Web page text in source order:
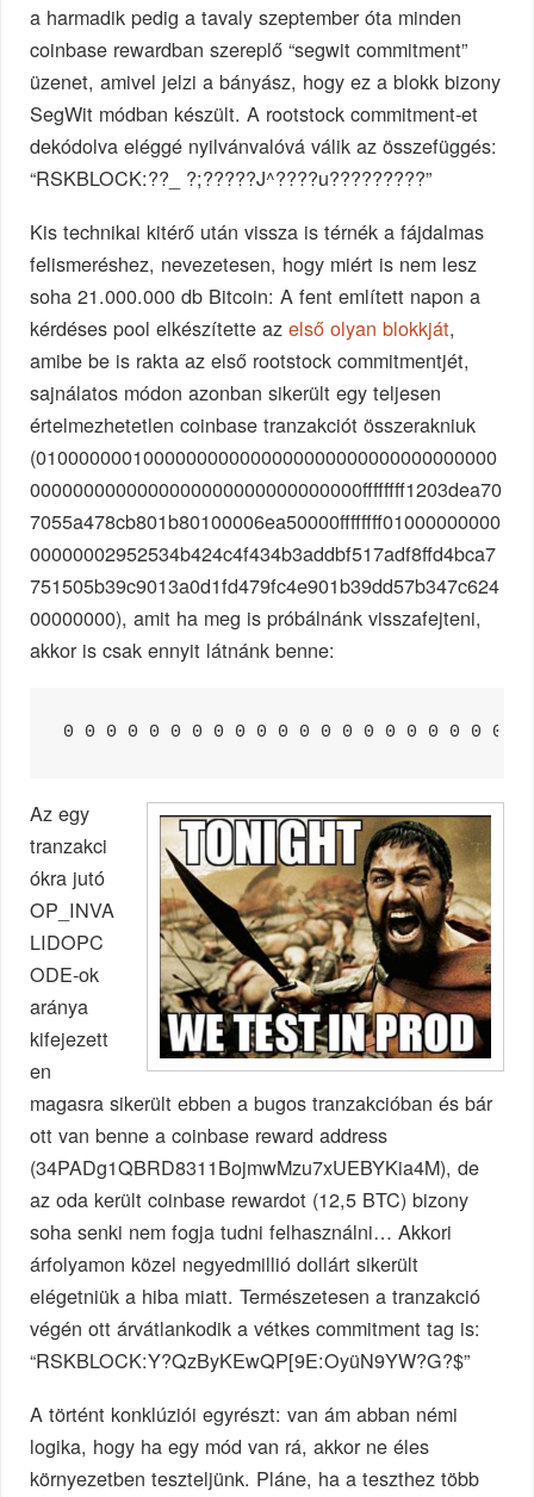
a harmadik pedig a tavaly szeptember óta minden
coinbase rewardban szereplő “segwit commitment”
üzenet, amivel jelzi a bányász, hogy ez a blokk bizony
SegWit módban készült. A rootstock commitment-et
dekódolva eléggé nyilvánvalóvá válik az összefüggés:
“RSKBLOCK:??_ ?;?????J^????u?????????”
Kis technikai kitérő után vissza is térnék a fájdalmas
felismeréshez, nevezetesen, hogy miért is nem lesz
soha 21.000.000 db Bitcoin: A fent említett napon a
kérdéses pool elkészítette azelső olyan blokkját,
amibe be is rakta az első rootstock commitmentjét,
sajnálatos módon azonban sikerült egy teljesen
értelmezhetetlen coinbase tranzakciót összerakniuk
(0100000001000000000000000000000000000000000
0000000000000000000000000000000ffffffff1203dea70
7055a478cb801b80100006ea50000ffffffff01000000000
00000002952534b424c4f434b3addbf517adf8ffd4bca7
751505b39c9013a0d1fd479fc4e901b39dd57b347c624
00000000), amit ha meg is próbálnánk visszafejteni,
akkor is csak ennyit látnánk benne:
0 0 0 0 0 0 0 0 0 0 0 0 0 0 0 0 0 0 0 0 0 0 0 0 0 0 0
Az egy
tranzakci
ókra jutó
OP_INVA
LIDOPC
ODE-ok
aránya
kifejezett
en
magasra sikerült ebben a bugos tranzakcióban és bár
ott van benne a coinbase reward address
(34PADg1QBRD8311BojmwMzu7xUEBYKia4M), de
az oda került coinbase rewardot (12,5 BTC) bizony
soha senki nem fogja tudni felhasználni… Akkori
árfolyamon közel negyedmillió dollárt sikerült
elégetniük a hiba miatt. Természetesen a tranzakció
végén ott árvátlankodik a vétkes commitment tag is:
“RSKBLOCK:Y?QzByKEwQP[9E:OyüN9YW?G?$”
A történt konklúziói egyrészt: van ám abban némi
logika, hogy ha egy mód van rá, akkor ne éles
környezetben teszteljünk. Pláne, ha a teszthez több